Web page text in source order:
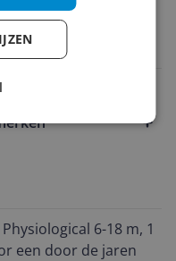
van dit artikel
6-18 m, 1
een door de jaren